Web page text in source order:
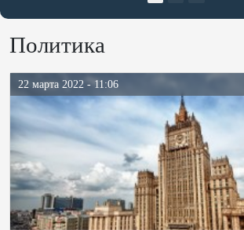
Политика
22 марта 2022 - 11:06